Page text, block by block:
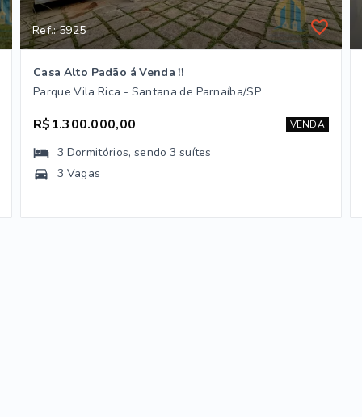
Ref.: 5925
Casa Alto Padão á Venda !!
Parque Vila Rica - Santana de Parnaíba/SP
R$1.300.000,00 VENDA
3 Dormitórios, sendo3 suítes
3 Vagas